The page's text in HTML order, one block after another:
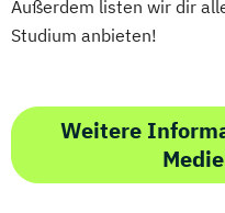
Außerdem listen wir dir
Studium anbieten!
Weitere